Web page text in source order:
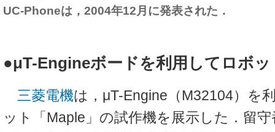
UC-Phoneは，2004年12月に発表された．
●μT-Engineボードを利用してロボッ
三菱電機は，μT-Engine（M32104）を
ット「Maple」の試作機を展示した．留